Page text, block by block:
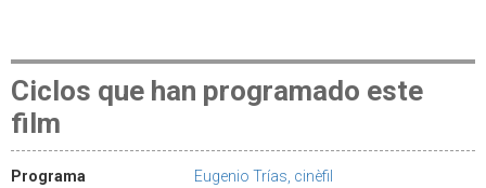
Ciclos que han programado este
film
Programa
Eugenio Trías, cinèfil